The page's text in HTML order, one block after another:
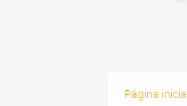
Página inicial